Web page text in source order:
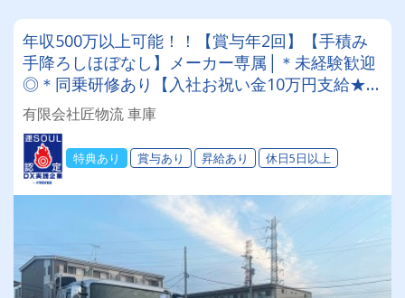
年収500万以上可能！！【賞与年2回】【手積み
手降ろしほぼなし】メーカー専属│＊未経験歓迎
◎＊同乗研修あり【入社お祝い金10万円支給★】
※当社規定あり
有限会社匠物流 車庫
特典あり 賞与あり 昇給あり 休日5日以上